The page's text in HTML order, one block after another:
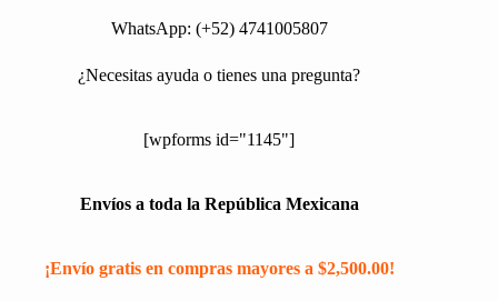
WhatsApp: (+52) 4741005807
¿Necesitas ayuda o tienes una pregunta?
[wpforms id="1145"]
Envíos a toda la República Mexicana
¡Envío gratis en compras mayores a $2,500.00!